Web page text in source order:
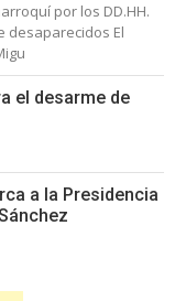
por los DD.HH.
desaparecidos El
el desarme de
a la Presidencia